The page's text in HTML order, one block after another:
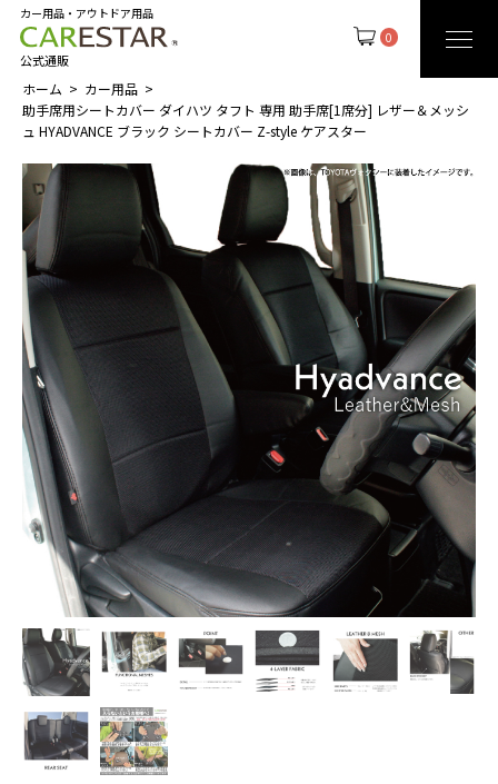
0
カー用品・アウトドア用品
公式通販
ホーム
カー用品
助手席用シートカバー ダイハツ タフト 専用 助手席[1席分] レザー＆メッシ
ュ HYADVANCE ブラック シートカバー Z-style ケアスター